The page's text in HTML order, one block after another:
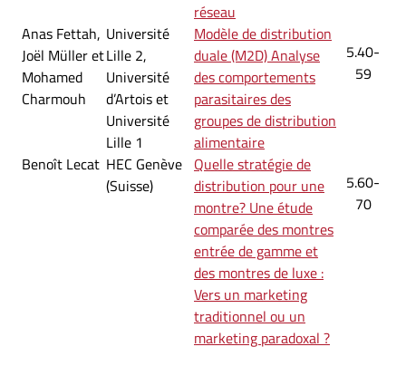
réseau
Anas Fettah,
Joël Müller et
Mohamed
Charmouh
Université
Lille 2,
Université
d’Artois et
Université
Lille 1
Modèle de distribution
duale (M2D) Analyse
des comportements
parasitaires des
groupes de distribution
alimentaire
5.40-
59
Benoît Lecat HEC Genève
(Suisse)
Quelle stratégie de
distribution pour une
montre? Une étude
comparée des montres
entrée de gamme et
des montres de luxe :
Vers un marketing
traditionnel ou un
marketing paradoxal ?
5.60-
70